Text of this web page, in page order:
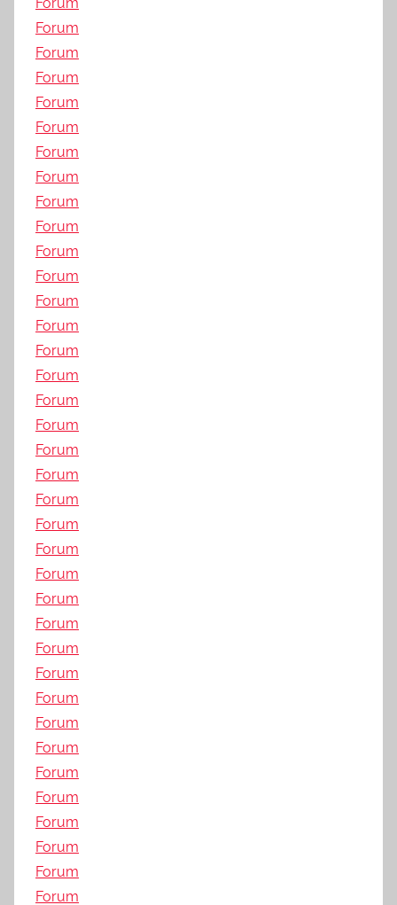
Forum
Forum
Forum
Forum
Forum
Forum
Forum
Forum
Forum
Forum
Forum
Forum
Forum
Forum
Forum
Forum
Forum
Forum
Forum
Forum
Forum
Forum
Forum
Forum
Forum
Forum
Forum
Forum
Forum
Forum
Forum
Forum
Forum
Forum
Forum
Forum